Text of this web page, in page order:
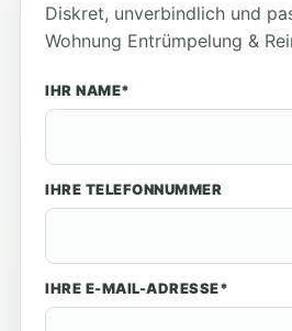
Diskret, unverbindlich und
Wohnung Entrümpelung &
IHR NAME*
IHRE TELEFONNUMMER
IHRE E-MAIL-ADRESSE*